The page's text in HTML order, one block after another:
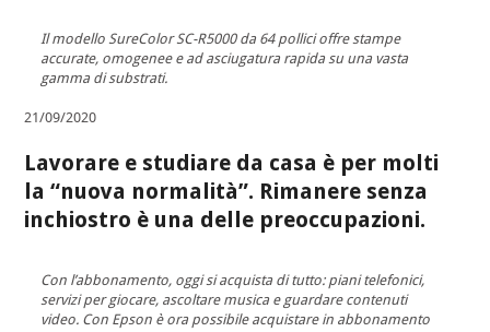
Il modello SureColor SC-R5000 da 64 pollici offre stampe
accurate, omogenee e ad asciugatura rapida su una vasta
gamma di substrati.
21/09/2020
Lavorare e studiare da casa è per molti
la “nuova normalità”. Rimanere senza
inchiostro è una delle preoccupazioni.
Con l’abbonamento, oggi si acquista di tutto: piani telefonici,
servizi per giocare, ascoltare musica e guardare contenuti
video. Con Epson è ora possibile acquistare in abbonamento